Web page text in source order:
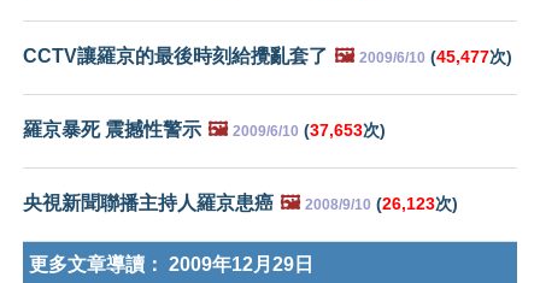
CCTV讓羅京的最後時刻給攪亂套了 🖼️ 2009/6/10 (45,477次)
羅京暴死 震撼性警示 🖼️ 2009/6/10 (37,653次)
央視新聞聯播主持人羅京患癌 🖼️ 2008/9/10 (26,123次)
更多文章導讀： 2009年12月29日